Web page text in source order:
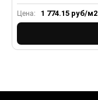
Цена: 1 774.15 руб/м2